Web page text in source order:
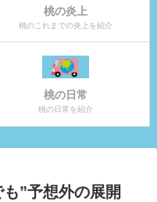
桃の炎上
桃のこれまでの炎上を紹介
桃の日常
桃の日常を紹介
”予想外の展開